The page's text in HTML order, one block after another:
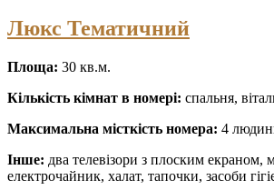
Люкс Тематичний
Площа: 30 кв.м.
Кількість кімнат в номері: спальня,
Максимальна місткість номера: 4
Інше: два телевізори з плоским екраном,
електрочайник, халат, тапочки, засоби